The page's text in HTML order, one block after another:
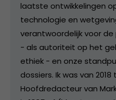
laatste ontwikkelingen
technologie en
verantwoordelijk voor de
- als autoriteit op het
ethiek - en onze
dossiers. Ik was van
Hoofdredacteur van